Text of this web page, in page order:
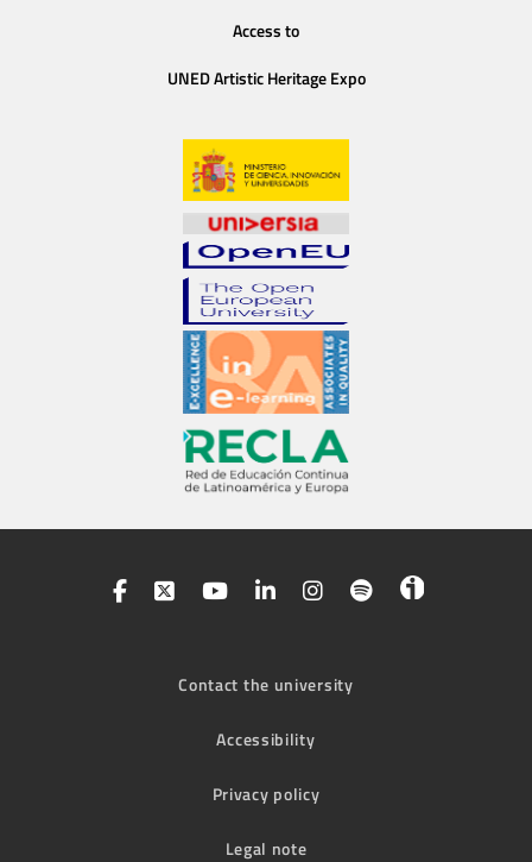
Access to
UNED Artistic Heritage Expo
Contact the university
Accessibility
Privacy policy
Legal note